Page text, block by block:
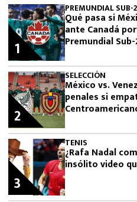
PREMUNDIAL SUB-
Qué pasa si
ante Canadá
Premundial
1
SELECCIÓN
México vs.
penales si
2
TENIS
¿Rafa Nadal
insólito video
3